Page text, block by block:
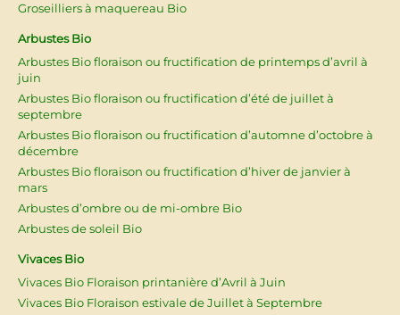
Groseilliers à maquereau Bio
Arbustes Bio
Arbustes Bio floraison ou fructification de printemps d’avril à
juin
Arbustes Bio floraison ou fructification d’été de juillet à
septembre
Arbustes Bio floraison ou fructification d’automne d’octobre à
décembre
Arbustes Bio floraison ou fructification d’hiver de janvier à
mars
Arbustes d’ombre ou de mi-ombre Bio
Arbustes de soleil Bio
Vivaces Bio
Vivaces Bio Floraison printanière d’Avril à Juin
Vivaces Bio Floraison estivale de Juillet à Septembre